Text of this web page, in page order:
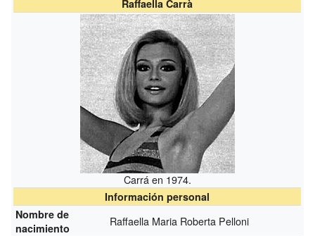
Raffaella Carrà
Carrá en 1974.
Información personal
Nombre de
nacimiento
Raffaella Maria Roberta Pelloni